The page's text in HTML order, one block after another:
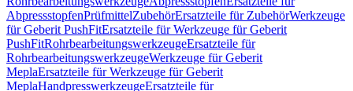
AbpressstopfenPrüfmittelZubehörErsatzteile für ZubehörWerkzeuge
für Geberit PushFitErsatzteile für Werkzeuge für Geberit
PushFitRohrbearbeitungswerkzeugeErsatzteile für
RohrbearbeitungswerkzeugeWerkzeuge für Geberit
MeplaErsatzteile für Werkzeuge für Geberit
MeplaHandpresswerkzeugeErsatzteile für